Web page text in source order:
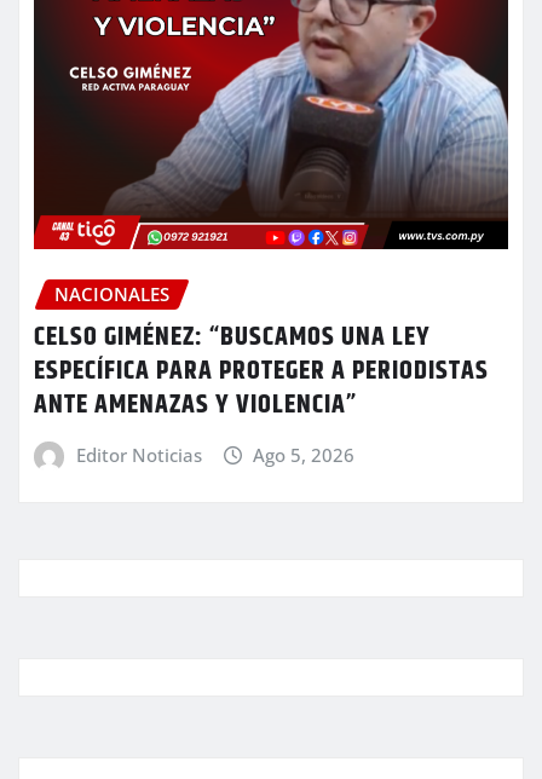
NACIONALES
CELSO GIMÉNEZ: “BUSCAMOS UNA LEY
ESPECÍFICA PARA PROTEGER A PERIODISTAS
ANTE AMENAZAS Y VIOLENCIA”
Editor Noticias Ago 5, 2026